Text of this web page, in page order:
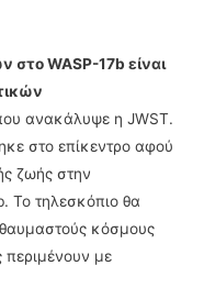
WASP-17b είναι
ανακάλυψε η JWST.
στο επίκεντρο αφού
ζωής στην
Το τηλεσκόπιο θα
θαυμαστούς κόσμους
περιμένουν με